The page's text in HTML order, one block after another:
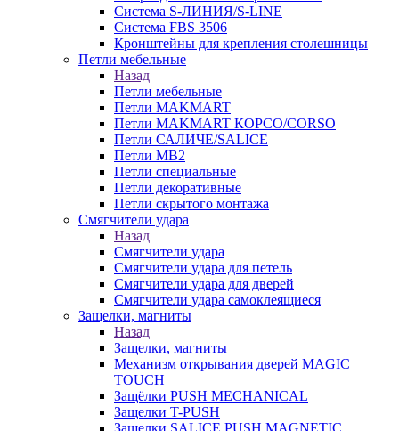
Система S-ЛИНИЯ/S-LINE
Система FBS 3506
Кронштейны для крепления столешницы
Петли мебельные
Назад
Петли мебельные
Петли MAKMART
Петли MAKMART КОРСО/CORSO
Петли САЛИЧЕ/SALICE
Петли MB2
Петли специальные
Петли декоративные
Петли скрытого монтажа
Смягчители удара
Назад
Смягчители удара
Смягчители удара для петель
Смягчители удара для дверей
Cмягчители удара самоклеящиеся
Защелки, магниты
Назад
Защелки, магниты
Механизм открывания дверей MAGIC
TOUCH
Защёлки PUSH MECHANICAL
Защелки T-PUSH
Защелки SALICE PUSH MAGNETIC